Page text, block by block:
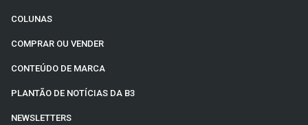
COLUNAS
COMPRAR OU VENDER
CONTEÚDO DE MARCA
PLANTÃO DE NOTÍCIAS DA B3
NEWSLETTERS